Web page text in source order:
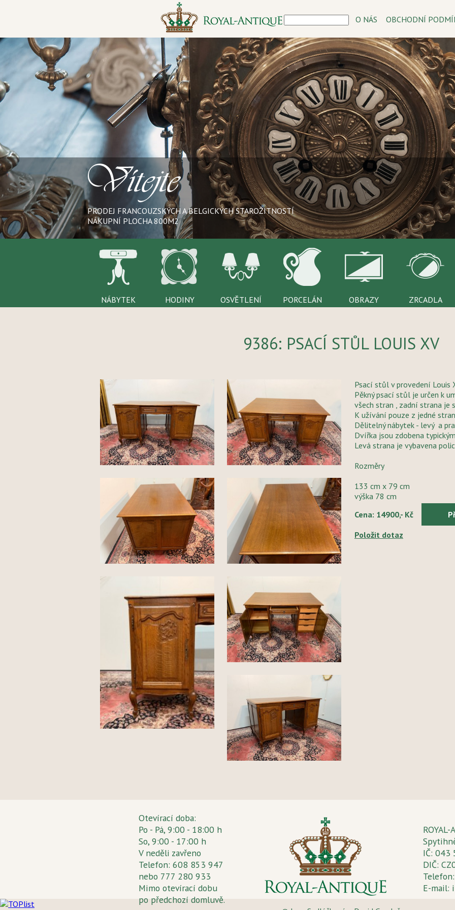
O NÁS OBCHODNÍ
PRODEJ FRANCOUZSKÝCH A BELGICKÝCH STAROŽITNOSTÍ
NÁKUPNÍ PLOCHA 800M2
NÁBYTEK HODINY OSVĚTLENÍ PORCELÁN OBRAZY ZRCADLA
9386: PSACÍ STŮL LOUIS XV
Psací stůl v provedení Louis
Pěkný psací stůl je určen k
všech stran , zadní strana je
K užívání pouze z jedné
Dělitelný nábytek - levý a
Dvířka jsou zdobena
Levá strana je vybavena
Rozměry
133 cm x 79 cm
výška 78 cm
Cena: 14900,- Kč
Položit dotaz
Otevírací doba:
Po - Pá, 9:00 - 18:00 h
So, 9:00 - 17:00 h
V neděli zavřeno
Telefon: 608 853 947
nebo 777 280 933
Mimo otevírací dobu
po předchozí domluvě.
ROYAL-
IČ: 043
DIČ:
E-mail: